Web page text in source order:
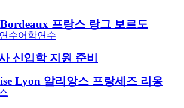
프랑스 랑그 보르도
수어학연수
신입학 지원 준비
Lyon 알리앙스 프랑세즈 리옹